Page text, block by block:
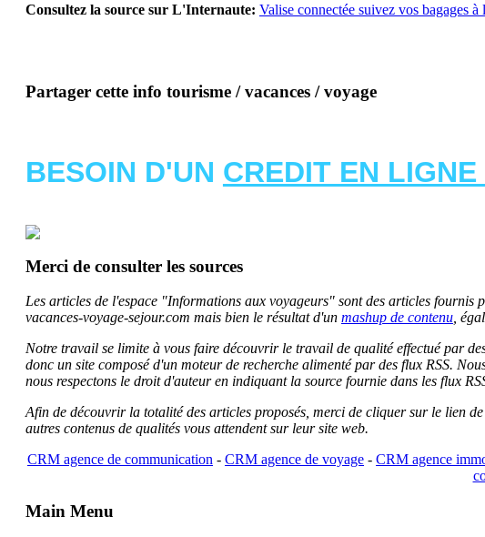
Consultez la source sur L'Internaute: Valise connectée suivez vos bagages à
Partager cette info tourisme / vacances / voyage
BESOIN D'UN CREDIT EN
Merci de consulter les sources
Les articles de l'espace "Informations aux voyageurs" sont des articles fournis
vacances-voyage-sejour.com mais bien le résultat d'un mashup de contenu,
Notre travail se limite à vous faire découvrir le travail de qualité effectué par
donc un site composé d'un moteur de recherche alimenté par des flux RSS.
nous respectons le droit d'auteur en indiquant la source fournie dans les flux
Afin de découvrir la totalité des articles proposés, merci de cliquer sur le lien
autres contenus de qualités vous attendent sur leur site web.
CRM agence de communication - CRM agence de voyage - CRM agence
Main Menu